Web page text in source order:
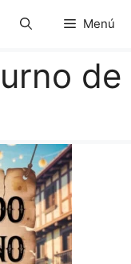
Menú
de